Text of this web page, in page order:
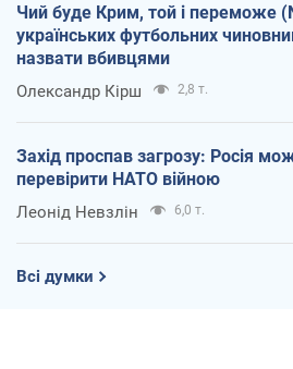
Чий буде Крим, той і переможе
українських футбольних
назвати вбивцями
Олександр Кірш 2,8 т.
Захід проспав загрозу: Росія
перевірити НАТО війною
Леонід Невзлін 6,0 т.
Всі думки